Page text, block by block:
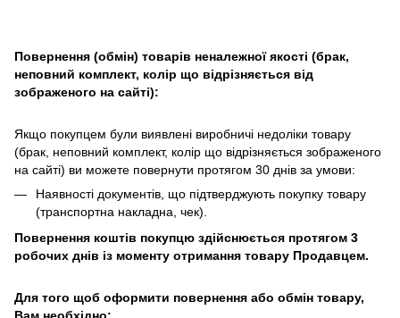
Повернення (обмін) товарів неналежної якості (брак,
неповний комплект, колір що відрізняється від
зображеного на сайті):
Якщо покупцем були виявлені виробничі недоліки товару
(брак, неповний комплект, колір що відрізняється зображеного
на сайті) ви можете повернути протягом 30 днів за умови:
Наявності документів, що підтверджують покупку товару
(транспортна накладна, чек).
Повернення коштів покупцю здійснюється протягом 3
робочих днів із моменту отримання товару Продавцем.
Для того щоб оформити повернення або обмін товару,
Вам необхідно: